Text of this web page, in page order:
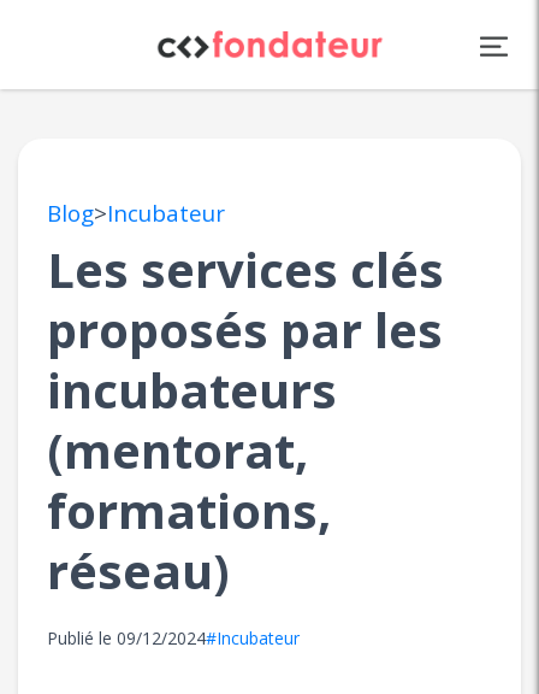
Blog>Incubateur
Les services clés
proposés par les
incubateurs
(mentorat,
formations,
réseau)
Publié le 09/12/2024#Incubateur